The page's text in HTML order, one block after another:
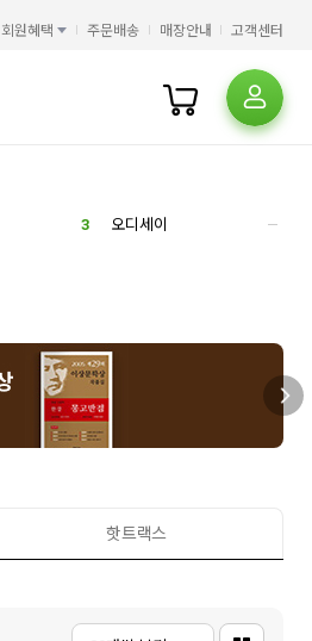
회원혜택 주문배송 매장안내 고객센터
민음사
오뒷세이아
3
오디세이
8
오뒷세이아
9
10
1
AI
6
민음사
핫트랙스